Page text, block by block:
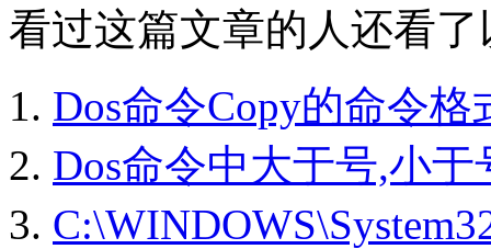
看过这篇文章的人还看
Dos命令Copy的命令
Dos命令中大于号,小